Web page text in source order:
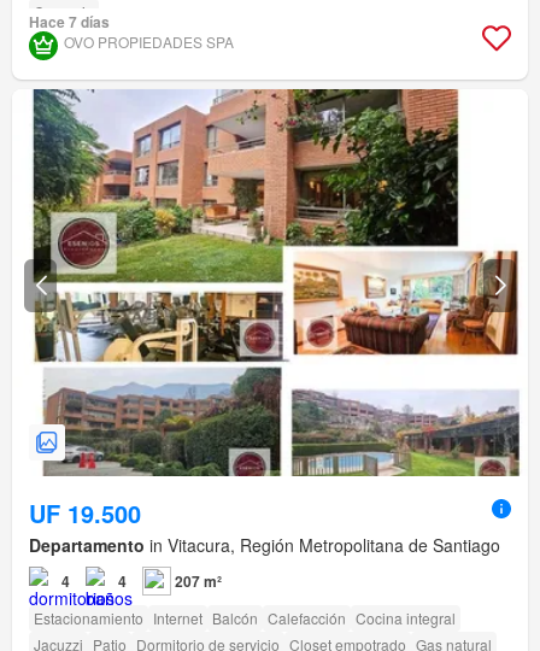
Conserje
Hace 7 días
OVO PROPIEDADES SPA
UF 19.500
Departamento in Vitacura, Región Metropolitana de Santiago
4 4 207 m²
Estacionamiento Internet Balcón Calefacción Cocina integral
Jacuzzi Patio Dormitorio de servicio Closet empotrado Gas natural